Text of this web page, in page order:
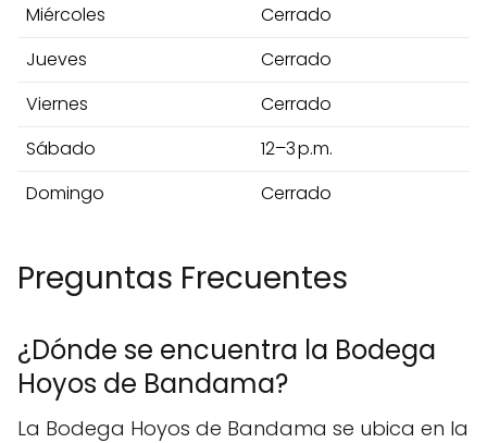
Miércoles
Cerrado
Jueves
Cerrado
Viernes
Cerrado
Sábado
12–3 p.m.
Domingo
Cerrado
Preguntas Frecuentes
¿Dónde se encuentra la Bodega
Hoyos de Bandama?
La Bodega Hoyos de Bandama se ubica en la